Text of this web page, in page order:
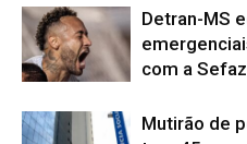
Detran-MS
com a Sefaz
Mutirão de